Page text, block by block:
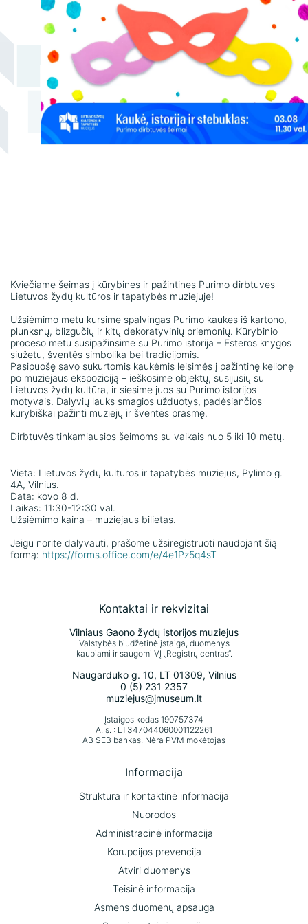
naudojimo taisyklės
Konsultacijų ir ekspertizių paslaugos
Žako Lipšico muziejaus ekspozicija
Kviečiame šeimas į kūrybines ir pažintines Purimo dirbtuves
Lietuvos žydų kultūros ir tapatybės muziejuje!
Užsiėmimo metu kursime spalvingas Purimo kaukes iš kartono,
plunksnų, blizgučių ir kitų dekoratyvinių priemonių. Kūrybinio
proceso metu susipažinsime su Purimo istorija – Esteros knygos
siužetu, šventės simbolika bei tradicijomis.
Pasipuošę savo sukurtomis kaukėmis leisimės į pažintinę kelionę
po muziejaus ekspoziciją – ieškosime objektų, susijusių su
Lietuvos žydų kultūra, ir siesime juos su Purimo istorijos
motyvais. Dalyvių lauks smagios užduotys, padėsiančios
kūrybiškai pažinti muziejų ir šventės prasmę.
Dirbtuvės tinkamiausios šeimoms su vaikais nuo 5 iki 10 metų.
Vieta: Lietuvos žydų kultūros ir tapatybės muziejus, Pylimo g.
4A, Vilnius.
Data: kovo 8 d.
Laikas: 11:30-12:30 val.
Užsiėmimo kaina – muziejaus bilietas.
Jeigu norite dalyvauti, prašome užsiregistruoti naudojant šią
formą: https://forms.office.com/e/4e1Pz5q4sT
Kontaktai ir rekvizitai
Vilniaus Gaono žydų istorijos muziejus
Valstybės biudžetinė įstaiga, duomenys
kaupiami ir saugomi VĮ „Registrų centras“.
Naugarduko g. 10, LT 01309, Vilnius
0 (5) 231 2357
muziejus@jmuseum.lt
Įstaigos kodas 190757374
A. s. : LT347044060001122261
AB SEB bankas. Nėra PVM mokėtojas
Informacija
Struktūra ir kontaktinė informacija
Nuorodos
Administracinė informacija
Korupcijos prevencija
Atviri duomenys
Teisinė informacija
Asmens duomenų apsauga